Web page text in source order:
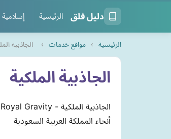
دليل فلق الرئيسية إسلامية
الرئيسية › مواقع خدمات › الجاذبية
الجاذبية الملكية
أنحاء المملكة العربية السعودية